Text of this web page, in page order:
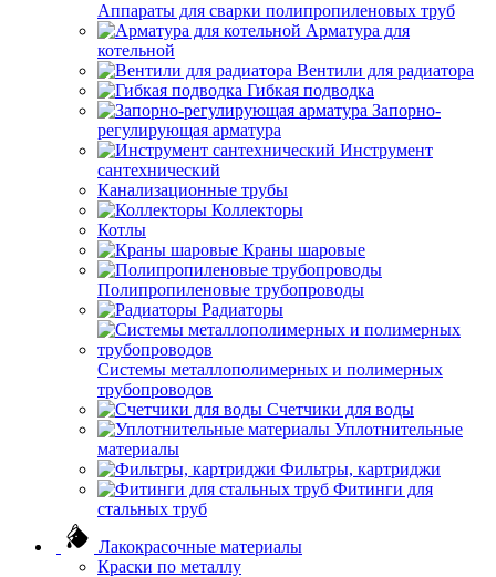
Аппараты для сварки полипропиленовых труб
Арматура для
котельной
Вентили для радиатора
Гибкая подводка
Запорно-
регулирующая арматура
Инструмент
сантехнический
Канализационные трубы
Коллекторы
Котлы
Краны шаровые
Полипропиленовые трубопроводы
Радиаторы
Системы металлополимерных и полимерных
трубопроводов
Счетчики для воды
Уплотнительные
материалы
Фильтры, картриджи
Фитинги для
стальных труб
Лакокрасочные материалы
Краски по металлу